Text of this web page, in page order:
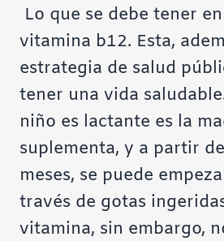
Lo que se debe tener
vitamina b12. Esta,
estrategia de salud
tener una vida
niño es lactante es la
suplementa, y a partir
meses, se puede
través de gotas
vitamina, sin embargo,